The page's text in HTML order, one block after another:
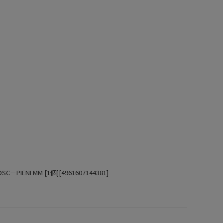
－PIENI MM [1個][4961607144381]